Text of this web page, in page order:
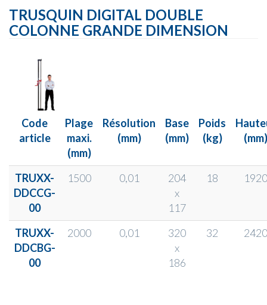
TRUSQUIN DIGITAL DOUBLE
COLONNE GRANDE DIMENSION
Code
article
Plage
maxi.
(mm)
Résolution
(mm)
Base
(mm)
Poids
(kg)
(mm)
TRUXX-
DDCCG-
00
1500 0,01
204
x
117
18 1920
TRUXX-
DDCBG-
00
2000 0,01
320
x
186
32 2420